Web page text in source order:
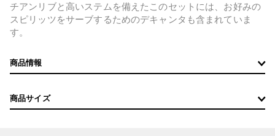
チアンリブと高いステムを備えたこのセットには、お好みの
スピリッツをサーブするためのデキャンタも含まれていま
す。
商品情報
商品サイズ